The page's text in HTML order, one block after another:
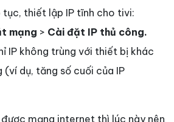
tục, thiết lập IP tĩnh cho tivi:
mạng > Cài đặt IP thủ công.
IP không trùng với thiết bị khác
(ví dụ, tăng số cuối của IP
mạng internet thì lúc này nên